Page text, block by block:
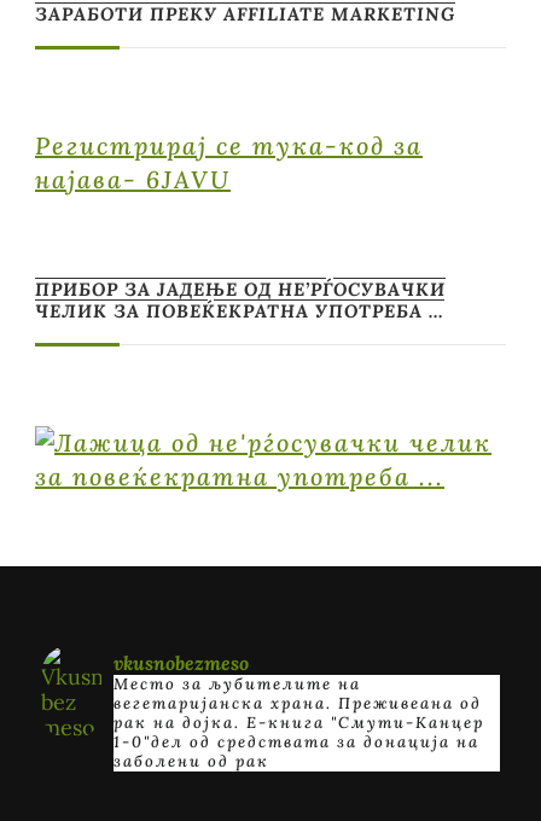
ЗАРАБОТИ ПРЕКУ AFFILIATE MARKETING
Регистрирај се тука-код за
најава- 6JAVU
ПРИБОР ЗА ЈАДЕЊЕ ОД НЕ’РЃОСУВАЧКИ
ЧЕЛИК ЗА ПОВЕЌЕКРАТНА УПОТРЕБА …
vkusnobezmeso
Место за љубителите на
вегетаријанска храна. Преживеана од
рак на дојка. E-книга "Смути-Канцер
1-0"дел од средствата за донација на
заболени од рак